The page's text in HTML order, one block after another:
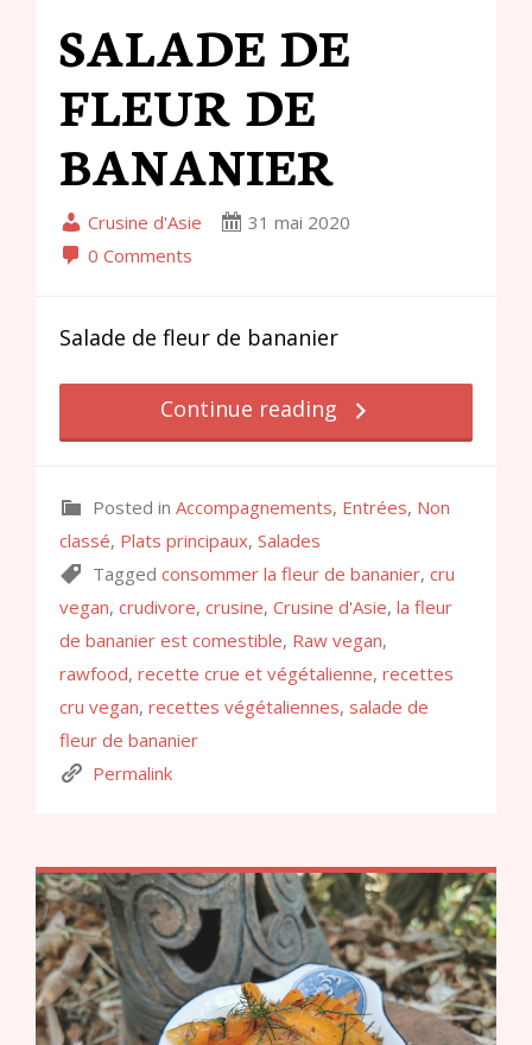
SALADE DE
FLEUR DE
BANANIER
Crusine d'Asie
31 mai 2020
0 Comments
Salade de fleur de bananier
Continue reading
Posted in Accompagnements, Entrées, Non
classé, Plats principaux, Salades
Tagged consommer la fleur de bananier, cru
vegan, crudivore, crusine, Crusine d'Asie, la fleur
de bananier est comestible, Raw vegan,
rawfood, recette crue et végétalienne, recettes
cru vegan, recettes végétaliennes, salade de
fleur de bananier
Permalink